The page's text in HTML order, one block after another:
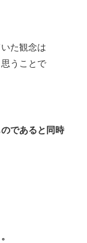
た観念は
うことで
であると同時